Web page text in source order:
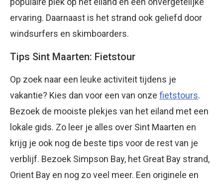
ervaring. Daarnaast is het strand ook geliefd door
windsurfers en skimboarders.
Tips Sint Maarten: Fietstour
Op zoek naar een leuke activiteit tijdens je
vakantie? Kies dan voor een van onze fietstours.
Bezoek de mooiste plekjes van het eiland met een
lokale gids. Zo leer je alles over Sint Maarten en
krijg je ook nog de beste tips voor de rest van je
verblijf. Bezoek Simpson Bay, het Great Bay strand,
Orient Bay en nog zo veel meer. Een originele en